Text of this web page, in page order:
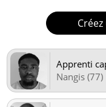
Apprenti
Nangis (77)